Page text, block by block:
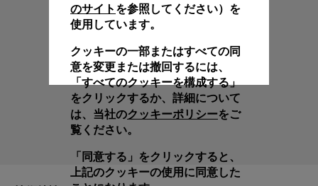
のサイト を参照してください）を
使用しています。
クッキーの一部またはすべての同
意を変更または撤回するには、
「すべてのクッキーを構成する」
をクリックするか、詳細について
は、当社のクッキーポリシーをご
覧ください。
「同意する」をクリックすると、
上記のクッキーの使用に同意した